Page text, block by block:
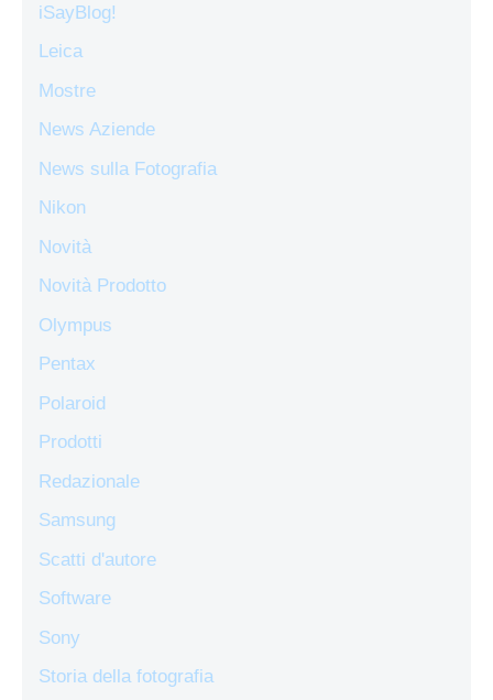
iSayBlog!
Leica
Mostre
News Aziende
News sulla Fotografia
Nikon
Novità
Novità Prodotto
Olympus
Pentax
Polaroid
Prodotti
Redazionale
Samsung
Scatti d'autore
Software
Sony
Storia della fotografia